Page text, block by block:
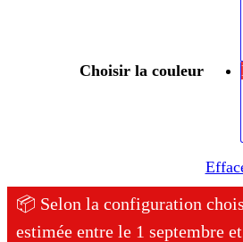
Choisir la couleur
📦 Selon la configuration
estimée entre le 1 septembre